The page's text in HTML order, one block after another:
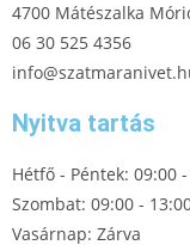
4700 Mátészalka
06 30 525 4356
Nyitva tartás
Hétfő - Péntek: 09:00
Szombat: 09:00 -
Vasárnap: Zárva